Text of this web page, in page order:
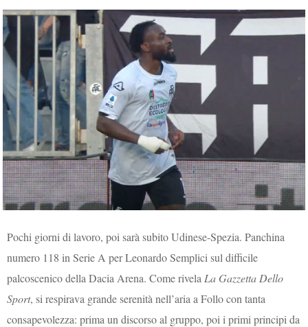
Pochi giorni di lavoro, poi sarà subito Udinese-Spezia. Panchina
numero 118 in Serie A per Leonardo Semplici sul difficile
palcoscenico della Dacia Arena. Come rivela La Gazzetta Dello
Sport, si respirava grande serenità nell’aria a Follo con tanta
consapevolezza: prima un discorso al gruppo, poi i primi principi da